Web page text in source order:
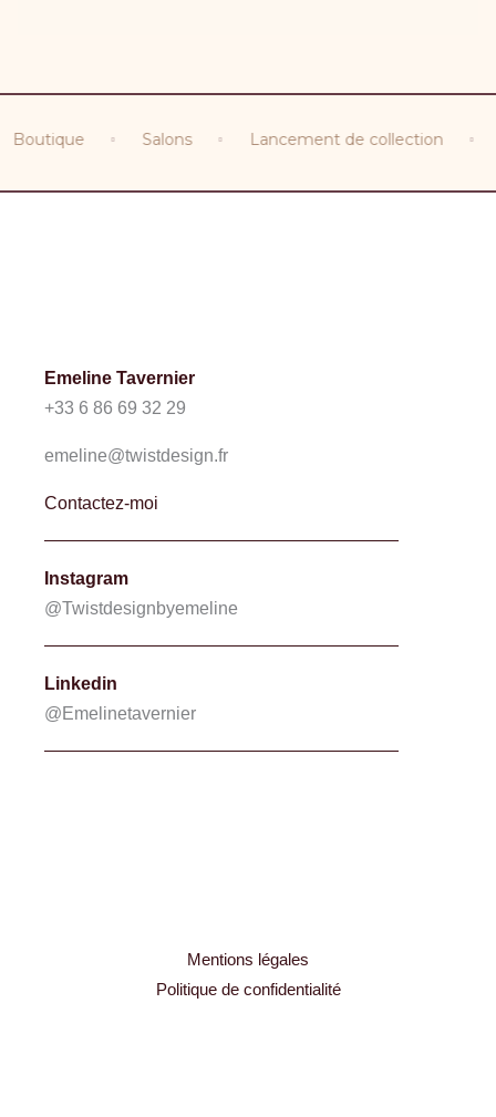
Salons Lancement de collection
Emeline Tavernier
+33 6 86 69 32 29
emeline@twistdesign.fr
Contactez-moi
Instagram
@Twistdesignbyemeline
Linkedin
@Emelinetavernier
Mentions légales
Politique de confidentialité